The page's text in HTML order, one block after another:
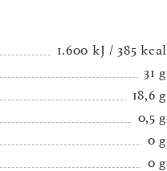
1.600 kJ / 385 kcal
31 g
18,6 g
0,5 g
0 g
0 g